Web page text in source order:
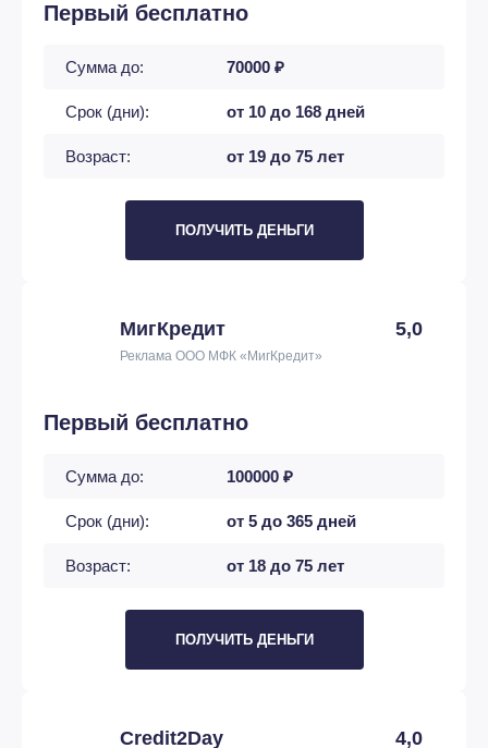
Первый бесплатно
Сумма до: 70000 ₽
Срок (дни): от 10 до 168 дней
Возраст: от 19 до 75 лет
ПОЛУЧИТЬ ДЕНЬГИ
МигКредит 5,0
Реклама ООО МФК «МигКредит»
Первый бесплатно
Сумма до: 100000 ₽
Срок (дни): от 5 до 365 дней
Возраст: от 18 до 75 лет
ПОЛУЧИТЬ ДЕНЬГИ
Credit2Day 4,0